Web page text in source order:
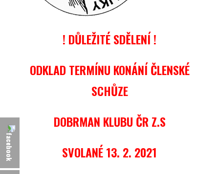
! DŮLEŽITÉ SDĚLENÍ !
ODKLAD TERMÍNU KONÁNÍ ČLENSKÉ
SCHŮZE
DOBRMAN KLUBU ČR Z.S
SVOLANÉ 13. 2. 2021